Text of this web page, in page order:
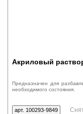
Акриловый
Предназначен для
необходимого состояния.
арт. 100293-9849